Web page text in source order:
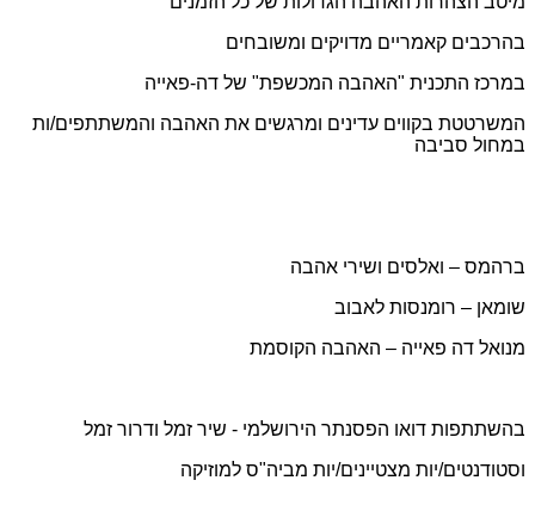
בהרכבים קאמריים מדויקים ומשובחים
במרכז התכנית "האהבה המכשפת" של דה-פאייה
המשרטטת בקווים עדינים ומרגשים את האהבה והמשתתפים/ות
במחול סביבה
ברהמס – ואלסים ושירי אהבה
שומאן – רומנסות לאבוב
מנואל דה פאייה – האהבה הקוסמת
בהשתתפות דואו הפסנתר הירושלמי - שיר זמל ודרור זמל
וסטודנטים/יות מצטיינים/יות מביה"ס למוזיקה